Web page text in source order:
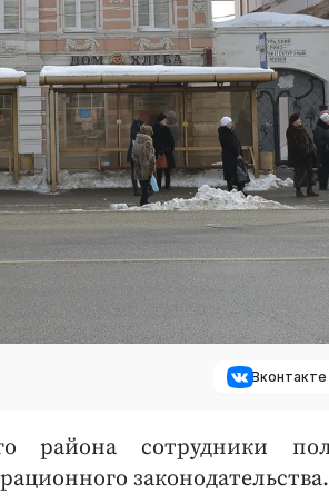
Вконтакте
района сотрудники
законодательства.